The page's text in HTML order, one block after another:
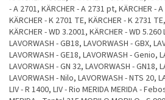
- A 2701, KÄRCHER - A 2731 pt, KÄRCHER -
KÄRCHER - K 2701 TE, KÄRCHER - K 2731
KÄRCHER - WD 3.2001, KÄRCHER - WD
LAVORWASH - GB18, LAVORWASH - GBX,
LAVORWASH - GE18, LAVORWASH - Genio,
LAVORWASH - GN 32, LAVORWASH - GN18,
LAVORWASH - Nilo, LAVORWASH - NTS 20,
LIV - R 1400, LIV - Rio MERIDA MERIDA -